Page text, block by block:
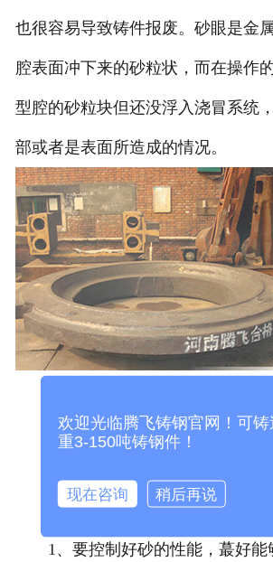
也很容易导致铸件报废。砂眼是金
腔表面冲下来的砂粒状，而在操作
型腔的砂粒块但还没浮入浇冒系统
部或者是表面所造成的情况。
1、要控制好砂的性能，蕞好能
欢迎光临腾飞铸钢官网！可
重3-150吨铸钢件！
现在咨询 稍后再说